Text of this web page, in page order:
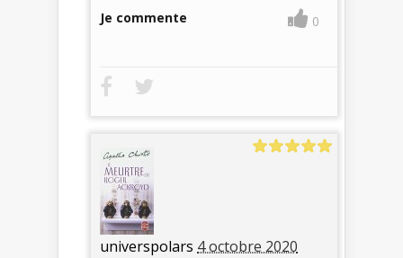
Je commente 0
universpolars 4 octobre 2020